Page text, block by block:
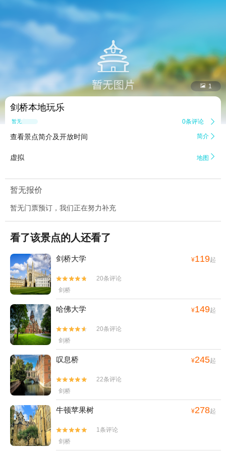
 1
剑桥本地玩乐
暂无点评 0条评论 
查看景点简介及开放时间 简介 
虚拟 地图 
暂无报价
暂无门票预订，我们正在努力补充
看了该景点的人还看了
剑桥大学 ¥119起


20条评论
剑桥
哈佛大学 ¥149起


20条评论
剑桥
叹息桥 ¥245起


22条评论
剑桥
牛顿苹果树 ¥278起


1条评论
剑桥